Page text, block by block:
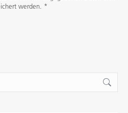
werden. *